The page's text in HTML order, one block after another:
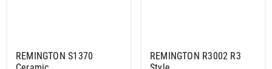
REMINGTON S1370
REMINGTON R3002 R3